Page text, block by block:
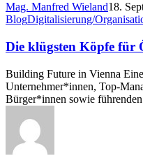
Mag. Manfred Wieland18.
Die
Köpfe
für
Österreich
BlogDigitalisierung/
Die klügsten Köpfe für
Building Future in Vienna
Unternehmer*innen, Top-
Bürger*innen sowie